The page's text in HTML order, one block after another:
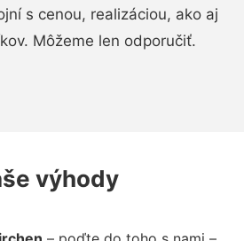
s cenou, realizáciou, ako aj
Môžeme len odporučiť.
výhody